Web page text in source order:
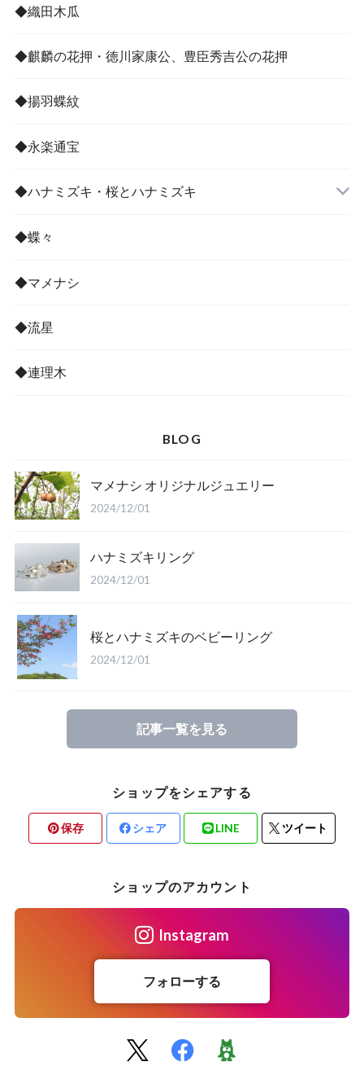
その他
◆織田木瓜
◆麒麟の花押・徳川家康公、豊臣秀吉公の花押
◆揚羽蝶紋
◆永楽通宝
◆ハナミズキ・桜とハナミズキ
◆蝶々
◆マメナシ
◆流星
◆連理木
BLOG
マメナシ オリジナルジュエリー
2024/12/01
ハナミズキリング
2024/12/01
桜とハナミズキのベビーリング
2024/12/01
記事一覧を見る
ショップをシェアする
保存 シェア LINE ツイート
ショップのアカウント
Instagram
フォローする